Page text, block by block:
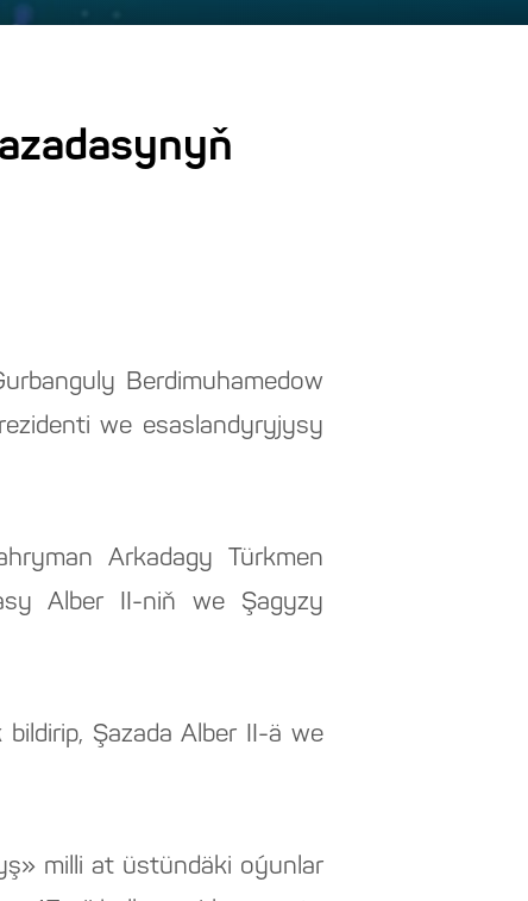
Berdimuhamedow
we esaslandyryjysy
Arkadagy Türkmen
Alber II-niň we Şagyzy
Şazada Alber II-ä we
milli at üstündäki oýunlar